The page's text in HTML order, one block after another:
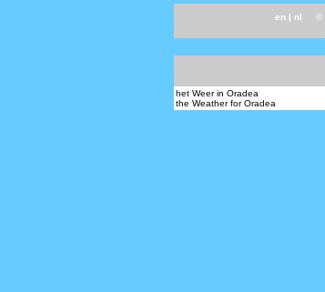
en | nl ©
het Weer in Oradea
the Weather for Oradea